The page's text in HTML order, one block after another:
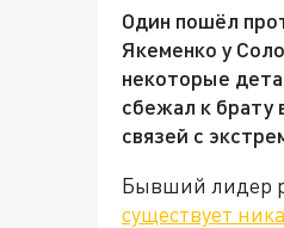
Один пошёл
Якеменко у
некоторые
сбежал к брату
связей с
Бывший лидер
существует